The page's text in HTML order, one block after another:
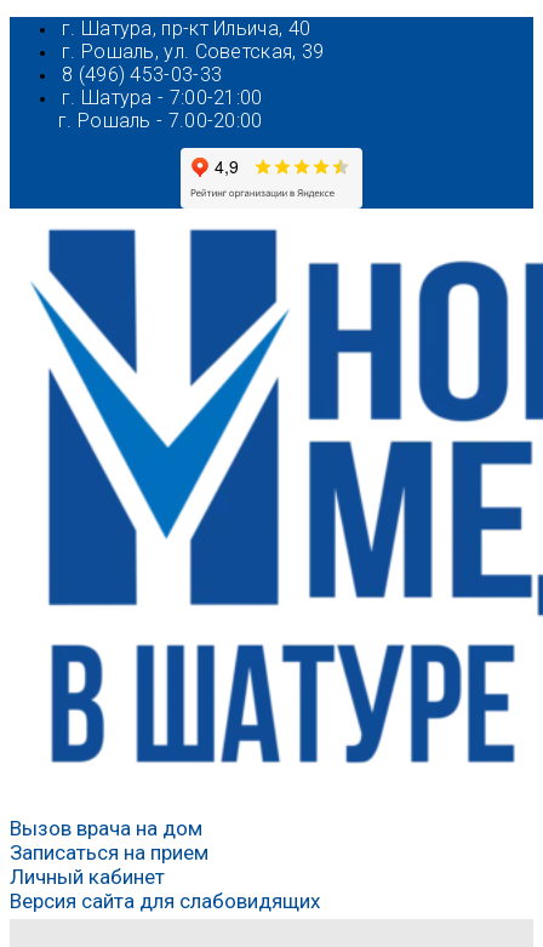
Перейти
содержимому
г. Шатура, пр-кт Ильича, 40
г. Рошаль, ул. Советская, 39
8 (496) 453-03-33
г. Шатура - 7:00-21:00
г. Рошаль - 7.00-20:00
Вызов врача на дом
Записаться на прием
Личный кабинет
Версия сайта для слабовидящих